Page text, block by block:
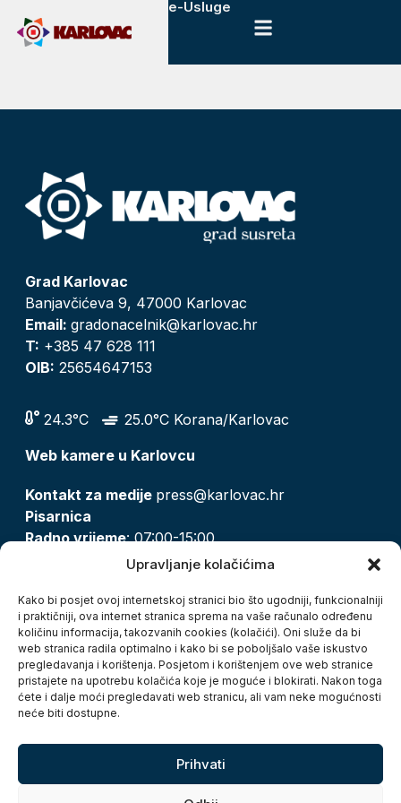
Upravljanje kolačićima
Kako bi posjet ovoj internetskoj stranici bio što ugodniji, funkcionalniji
i praktičniji, ova internet stranica sprema na vaše računalo određenu
količinu informacija, takozvanih cookies (kolačići). Oni služe da bi
web stranica radila optimalno i kako bi se poboljšalo vaše iskustvo
pregledavanja i korištenja. Posjetom i korištenjem ove web stranice
pristajete na upotrebu kolačića koje je moguće i blokirati. Nakon toga
ćete i dalje moći pregledavati web stranicu, ali vam neke mogućnosti
neće biti dostupne.
Prihvati
e-Usluge
Grad Karlovac
Banjavčićeva 9, 47000 Karlovac
Email: gradonacelnik@karlovac.hr
T: +385 47 628 111
OIB: 25654647153
24.3°C
25.0°C Korana/Karlovac
Web kamere u Karlovcu
Kontakt za medije press@karlovac.hr
Pisarnica
Radno vrijeme: 07:00-15:00
pisarnica@karlovac.hr
Zaštita osobnih podataka
Pristup informacijama
Kolačići
Izjava o pristupačnosti
Turistička zajednica grada Karlovca